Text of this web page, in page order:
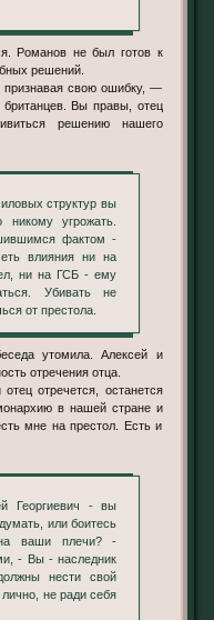
решений.
признавая свою ошибку, —
Вы правы, отец
решению нашего
угрожать.
фактом -
влияния ни на
ни на ГСБ - ему
Убивать не
от престола.
отречения отца.
отречется, останется
в нашей стране и
мне на престол. Есть и
или боитесь
на ваши плечи? -
- Вы - наследник
нести свой
не ради себя